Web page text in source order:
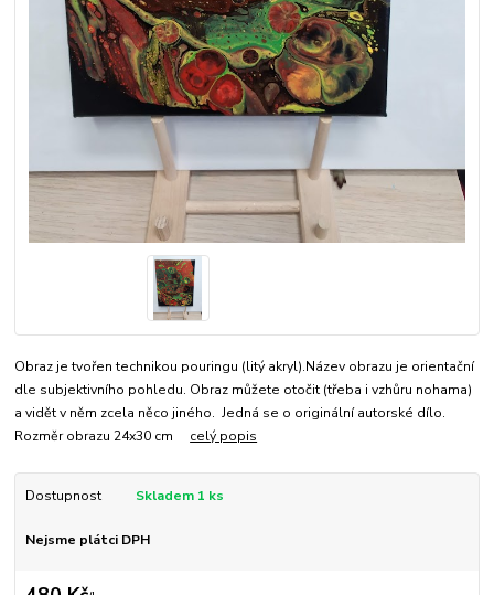
Obraz je tvořen technikou pouringu (litý akryl).Název obrazu je orientační
dle subjektivního pohledu. Obraz můžete otočit (třeba i vzhůru nohama)
a vidět v něm zcela něco jiného. Jedná se o originální autorské dílo.
Rozměr obrazu 24x30 cm celý popis
Dostupnost Skladem 1 ks
Nejsme plátci DPH